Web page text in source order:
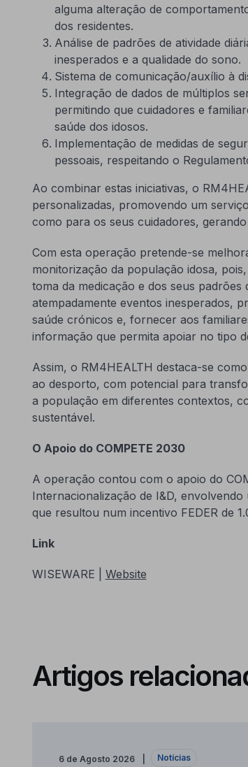
alguma alteração de
dos residentes.
Análise de padrões de atividade
inesperados e a qualidade do sono.
Sistema de comunicação/auxílio à
Integração de dados de múltiplos
permitindo que cuidadores e
saúde dos idosos.
Implementação de medidas de
pessoais, respeitando o
Ao combinar estas iniciativas, o
personalizadas, promovendo um
como para os seus cuidadores,
Com esta operação pretende-se
monitorização da população idosa,
toma da medicação e dos seus
atempadamente eventos inesperados,
saúde crónicos e, fornecer aos
informação que permita apoiar no tipo
Assim, o RM4HEALTH destaca-se
ao desporto, com potencial para
a população em diferentes contextos,
sustentável.
O Apoio do COMPETE 2030
A operação contou com o apoio do
Internacionalização de I&D,
que resultou num incentivo FEDER de
Link
WISEWARE | Website
Artigos
6 de Agosto 2026 Notícias